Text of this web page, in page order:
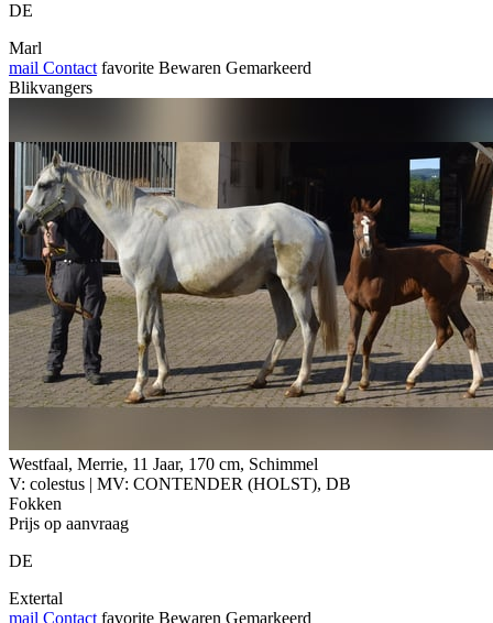
DE
Marl
mail Contact favorite Bewaren Gemarkeerd
Blikvangers
Westfaal, Merrie, 11 Jaar, 170 cm, Schimmel
V: colestus | MV: CONTENDER (HOLST), DB
Fokken
Prijs op aanvraag
DE
Extertal
mail Contact favorite Bewaren Gemarkeerd